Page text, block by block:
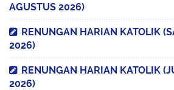
AGUSTUS 2026)
RENUNGAN HARIAN KATOLIK
2026)
RENUNGAN HARIAN KATOLIK
2026)